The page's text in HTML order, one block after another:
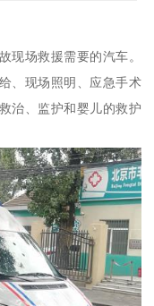
现场救援需要的汽车。
、现场照明、应急手术
治、监护和婴儿的救护